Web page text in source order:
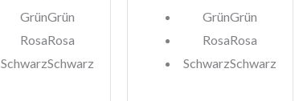
GrünGrün
RosaRosa
SchwarzSchwarz
GrünGrün
RosaRosa
SchwarzSchwarz